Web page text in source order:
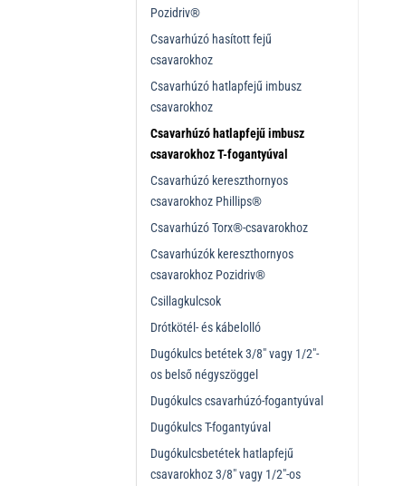
Pozidriv®
Csavarhúzó hasított fejű
csavarokhoz
Csavarhúzó hatlapfejű imbusz
csavarokhoz
Csavarhúzó hatlapfejű imbusz
csavarokhoz T-fogantyúval
Csavarhúzó kereszthornyos
csavarokhoz Phillips®
Csavarhúzó Torx®-csavarokhoz
Csavarhúzók kereszthornyos
csavarokhoz Pozidriv®
Csillagkulcsok
Drótkötél- és kábelolló
Dugókulcs betétek 3/8" vagy 1/2"-
os belső négyszöggel
Dugókulcs csavarhúzó-fogantyúval
Dugókulcs T-fogantyúval
Dugókulcsbetétek hatlapfejű
csavarokhoz 3/8" vagy 1/2"-os